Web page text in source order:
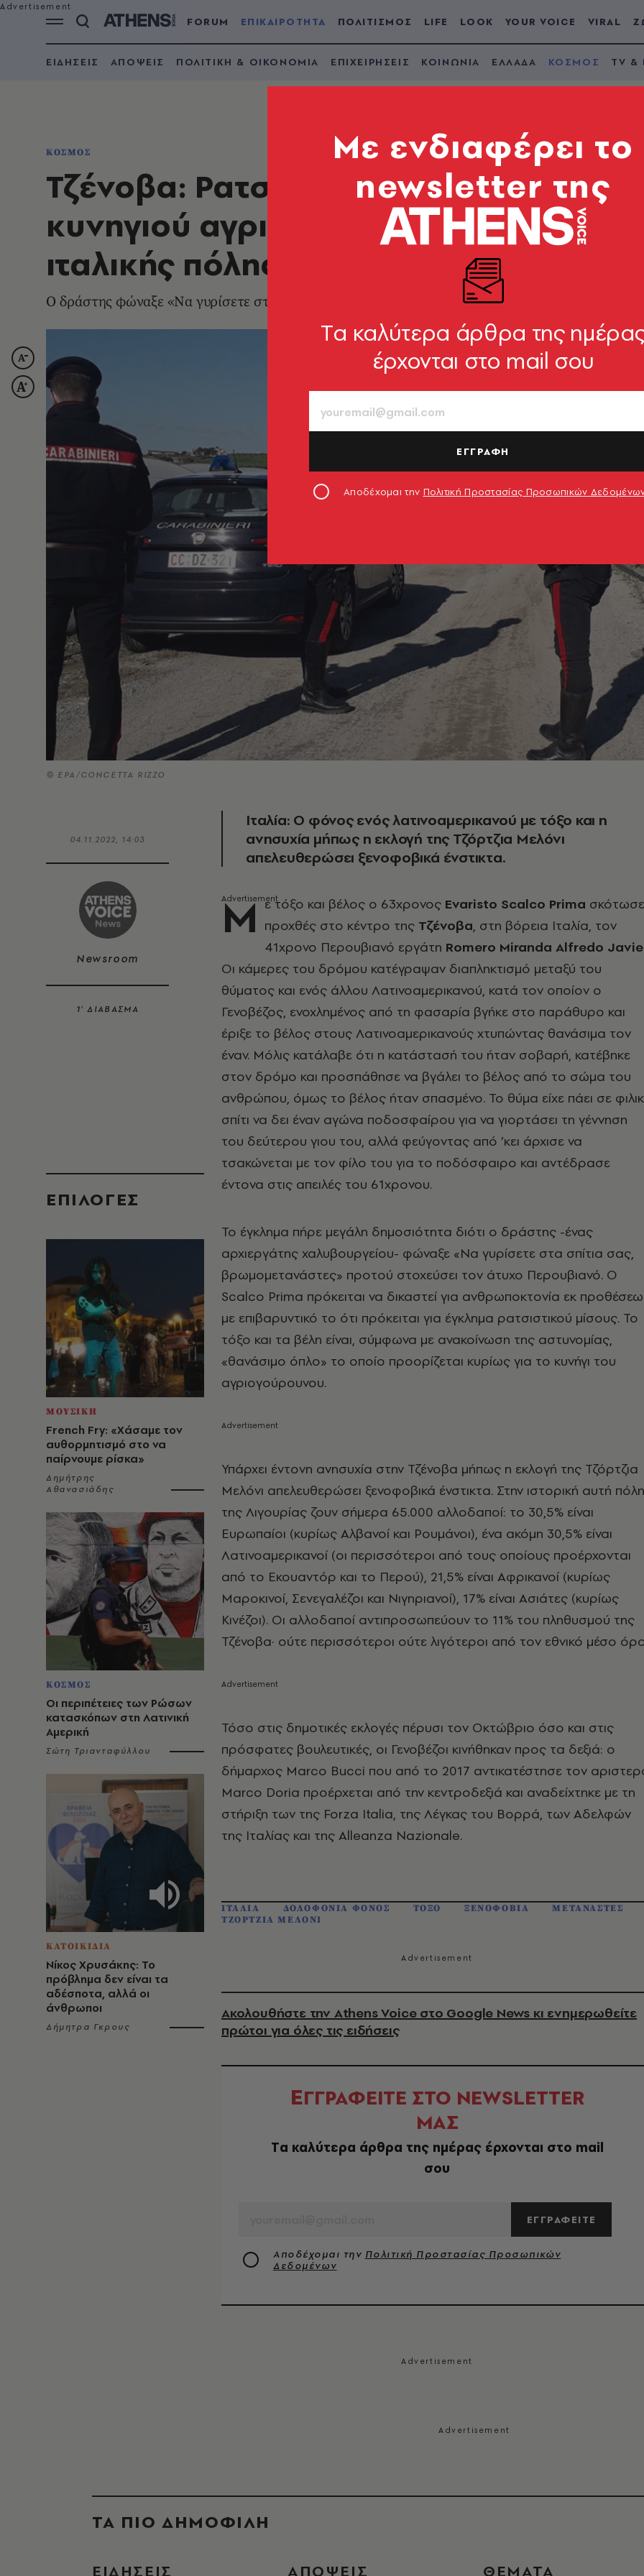
FORUM ΕΠΙΚΑΙΡΟΤΗΤΑ ΠΟΛΙΤΙΣΜΟΣ LIFE LOOK YOUR VOICE VIRAL
ΕΙΔΗΣΕΙΣ ΑΠΟΨΕΙΣ ΠΟΛΙΤΙΚΗ & ΟΙΚΟΝΟΜΙΑ ΕΠΙΧΕΙΡΗΣΕΙΣ ΚΟΙΝΩΝΙΑ ΕΛΛΑΔΑ ΚΟΣΜΟΣ TV &
ΚΟΣΜΟΣ
Τζένοβα: Ρατσιστικό έγκλημα με όπλο
κυνηγιού αγριογούρουνου στο
ιταλικής πόλης
O δράστης φώναξε «Να γυρίσετε στα σπίτια σας, βρωμομετανάστες» προτού στοχεύσει τον
© EPA/CONCETTA RIZZO
04.11.2022, 14:03
Newsroom
1’ ΔΙΑΒΑΣΜΑ
EΠΙΛΟΓΈΣ
ΜΟΥΣΙΚΗ
French Fry: «Χάσαμε τον
αυθορμητισμό στο να
παίρνουμε ρίσκα»
Δημήτρης
Αθανασιάδης
ΚΟΣΜΟΣ
Οι περιπέτειες των Ρώσων
κατασκόπων στη Λατινική
Αμερική
Σώτη Τριανταφύλλου
ΚΑΤΟΙΚΙΔΙΑ
Νίκος Χρυσάκης: Το
πρόβλημα δεν είναι τα
αδέσποτα, αλλά οι
άνθρωποι
Δήμητρα Γκρους
Ιταλία: Ο φόνος ενός λατινοαμερικανού με τόξο και η
ανησυχία μήπως η εκλογή της Τζόρτζια Μελόνι
απελευθερώσει ξενοφοβικά ένστικτα.
Μ ε τόξο και βέλος ο 63χρονος Evaristo Scalco Prima σκότωσε
προχθές στο κέντρο της Τζένοβα, στη βόρεια Ιταλία, τον
41χρονο Περουβιανό εργάτη Romero Miranda Alfredo
Οι κάμερες του δρόμου κατέγραψαν διαπληκτισμό μεταξύ του
θύματος και ενός άλλου Λατινοαμερικανού, κατά τον οποίον ο
Γενοβέζος, ενοχλημένος από τη φασαρία βγήκε στο παράθυρο και
έριξε το βέλος στους Λατινοαμερικανούς χτυπώντας θανάσιμα τον
έναν. Μόλις κατάλαβε ότι η κατάστασή του ήταν σοβαρή, κατέβηκε
στον δρόμο και προσπάθησε να βγάλει το βέλος από το σώμα του
ανθρώπου, όμως το βέλος ήταν σπασμένο. Το θύμα είχε πάει σε
σπίτι να δει έναν αγώνα ποδοσφαίρου για να γιορτάσει τη γέννηση
του δεύτερου γιου του, αλλά φεύγοντας από ’κει άρχισε να
τσακώνεται με τον φίλο του για το ποδόσφαιρο και αντέδρασε
έντονα στις απειλές του 61χρονου.
Το έγκλημα πήρε μεγάλη δημοσιότητα διότι ο δράστης -ένας
αρχιεργάτης χαλυβουργείου- φώναξε «Να γυρίσετε στα σπίτια σας,
βρωμομετανάστες» προτού στοχεύσει τον άτυχο Περουβιανό. Ο
Scalco Prima πρόκειται να δικαστεί για ανθρωποκτονία εκ
με επιβαρυντικό το ότι πρόκειται για έγκλημα ρατσιστικού μίσους. Το
τόξο και τα βέλη είναι, σύμφωνα με ανακοίνωση της αστυνομίας,
«θανάσιμο όπλο» το οποίο προορίζεται κυρίως για το κυνήγι του
αγριογούρουνου.
Υπάρχει έντονη ανησυχία στην Τζένοβα μήπως η εκλογή της Τζόρτζια
Μελόνι απελευθερώσει ξενοφοβικά ένστικτα. Στην ιστορική αυτή πόλη
της Λιγουρίας ζουν σήμερα 65.000 αλλοδαποί: το 30,5% είναι
Ευρωπαίοι (κυρίως Αλβανοί και Ρουμάνοι), ένα ακόμη 30,5% είναι
Λατινοαμερικανοί (οι περισσότεροι από τους οποίους προέρχονται
από το Εκουαντόρ και το Περού), 21,5% είναι Αφρικανοί (κυρίως
Μαροκινοί, Σενεγαλέζοι και Νιγηριανοί), 17% είναι Ασιάτες (κυρίως
Κινέζοι). Οι αλλοδαποί αντιπροσωπεύουν το 11% του πληθυσμού της
Τζένοβα· ούτε περισσότεροι ούτε λιγότεροι από τον εθνικό μέσο
Τόσο στις δημοτικές εκλογές πέρυσι τον Οκτώβριο όσο και στις
πρόσφατες βουλευτικές, οι Γενοβέζοι κινήθηκαν προς τα δεξιά: ο
δήμαρχος Marco Bucci που από το 2017 αντικατέστησε τον
Marco Doria προέρχεται από την κεντροδεξιά και αναδείχτηκε με τη
στήριξη των της Forza Italia, της Λέγκας του Βορρά, των Αδελφών
της Ιταλίας και της Alleanza Nazionale.
ΙΤΑΛΙΑ ΔΟΛΟΦΟΝΙΑ ΦΟΝΟΣ ΤΟΞΟ ΞΕΝΟΦΟΒΙΑ
ΜΕΤΑΝΑΣΤΕΣ
ΤΖΟΡΤΖΙΑ ΜΕΛΟΝΙ
Ακολουθήστε την Athens Voice στο Google News κι ενημερωθείτε
πρώτοι για όλες τις ειδήσεις
ΕΓΓΡΑΦΕΙΤΕ ΣΤΟ NEWSLETTER
ΜΑΣ
Tα καλύτερα άρθρα της ημέρας έρχονται στο mail
σου
ΕΓΓΡΑΦΕΙΤΕ
Αποδέχομαι την Πολιτική Προστασίας Προσωπικών
Δεδομένων
ΤΑ ΠΙΟ ΔΗΜΟΦΙΛΗ
ΕΙΔΗΣΕΙΣ ΑΠΟΨΕΙΣ ΘΕΜΑΤΑ
Mε ενδιαφέρει το
newsletter της
Tα καλύτερα άρθρα της
έρχονται στο mail σου
ΕΓΓΡΑΦΗ
Αποδέχομαι την Πολιτική Προστασίας Προσωπικών